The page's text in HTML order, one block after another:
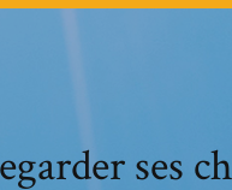
ses